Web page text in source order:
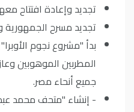
تجديد وإعادة افتتاح
تجديد مسرح الجمهورية
بدأ "مشروع نجوم
المطربين الموهوبين
جميع أنحاء مصر.
- إنشاء "متحف محمد